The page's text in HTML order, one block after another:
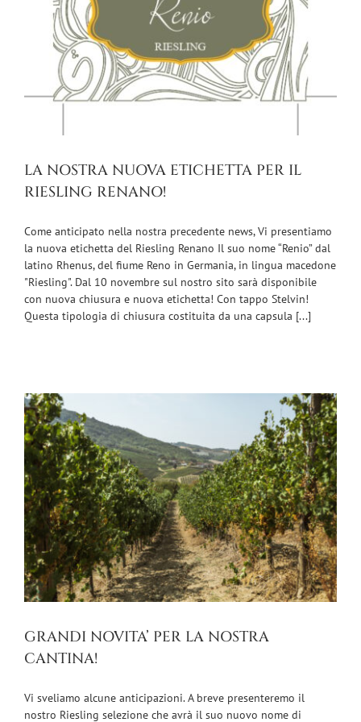
LA NOSTRA NUOVA ETICHETTA PER IL
RIESLING RENANO!
Come anticipato nella nostra precedente news, Vi presentiamo
la nuova etichetta del Riesling Renano Il suo nome “Renio” dal
latino Rhenus, del fiume Reno in Germania, in lingua macedone
"Riesling". Dal 10 novembre sul nostro sito sarà disponibile
con nuova chiusura e nuova etichetta! Con tappo Stelvin!
Questa tipologia di chiusura costituita da una capsula [...]
GRANDI NOVITA’ PER LA NOSTRA
CANTINA!
Vi sveliamo alcune anticipazioni. A breve presenteremo il
nostro Riesling selezione che avrà il suo nuovo nome di